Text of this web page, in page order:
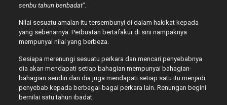
seribu tahun beribadat”.
Nilai sesuatu amalan itu tersembunyi di dalam hakikat kepada
yang sebenarnya. Perbuatan bertafakur di sini nampaknya
mempunyai nilai yang berbeza.
Sesiapa merenungi sesuatu perkara dan mencari penyebabnya
dia akan mendapati setiap bahagian mempunyai bahagian-
bahagian sendiri dan dia juga mendapati setiap satu itu menjadi
penyebab kepada berbagai-bagai perkara lain. Renungan begini
bernilai satu tahun ibadat.